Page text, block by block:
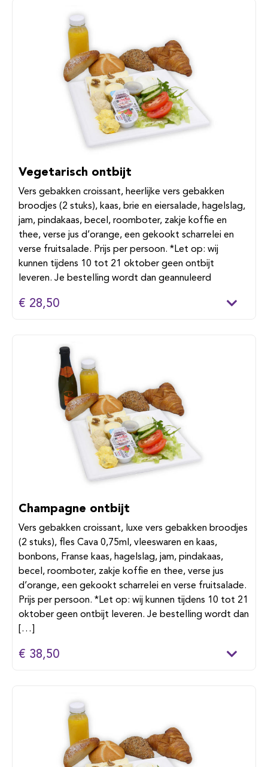
Vegetarisch ontbijt
Vers gebakken croissant, heerlijke vers gebakken
broodjes (2 stuks), kaas, brie en eiersalade, hagelslag,
jam, pindakaas, becel, roomboter, zakje koffie en
thee, verse jus d’orange, een gekookt scharrelei en
verse fruitsalade. Prijs per persoon. *Let op: wij
kunnen tijdens 10 tot 21 oktober geen ontbijt
leveren. Je bestelling wordt dan geannuleerd
€ 28,50
Champagne ontbijt
Vers gebakken croissant, luxe vers gebakken broodjes
(2 stuks), fles Cava 0,75ml, vleeswaren en kaas,
bonbons, Franse kaas, hagelslag, jam, pindakaas,
becel, roomboter, zakje koffie en thee, verse jus
d’orange, een gekookt scharrelei en verse fruitsalade.
Prijs per persoon. *Let op: wij kunnen tijdens 10 tot 21
oktober geen ontbijt leveren. Je bestelling wordt dan
[…]
€ 38,50